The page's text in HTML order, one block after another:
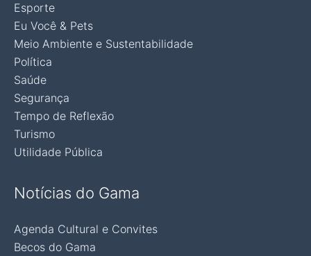
Esporte
Eu Você & Pets
Meio Ambiente e Sustentabilidade
Política
Saúde
Segurança
Tempo de Reflexão
Turismo
Utilidade Pública
Notícias do Gama
Agenda Cultural e Convites
Becos do Gama